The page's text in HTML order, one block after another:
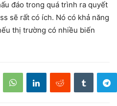
đáo trong quá trình ra quyết
sẽ rất có ích. Nó có khả năng
thị trường có nhiều biến